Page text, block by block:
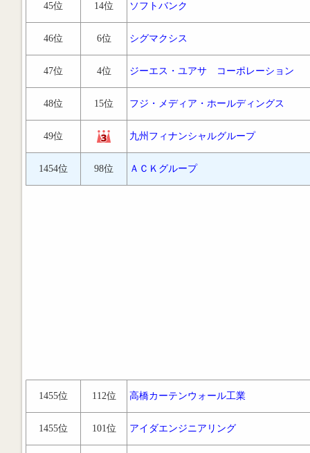
45位 14位 ソフトバンク
46位 6位 シグマクシス
47位 4位 ジーエス・ユアサ コーポレーション
48位 15位 フジ・メディア・ホールディングス
49位 九州フィナンシャルグループ
1454位 98位 ＡＣＫグループ
1455位 112位 高橋カーテンウォール工業
1455位 101位 アイダエンジニアリング